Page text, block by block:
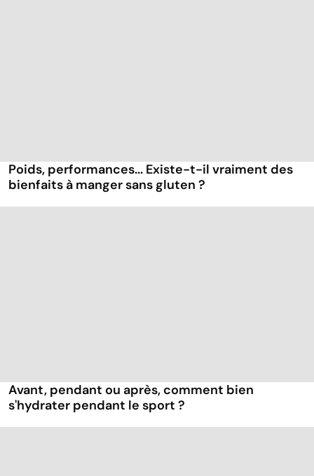
Poids, performances... Existe-t-il vraiment des
bienfaits à manger sans gluten ?
Avant, pendant ou après, comment bien
s'hydrater pendant le sport ?